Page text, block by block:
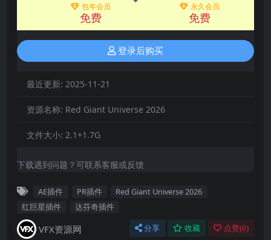
包年会员
免费
永久会员
免费
登录后购买
最近更新: 2025-11-21
资源名称: Red Giant Universe 2026
文件大小: 2.1+1.7G
下载遇到问题？可联系客服或反馈
AE插件 PR插件
Red Giant Universe 2026
红巨星插件
达芬奇插件
VFX资源网 分享 收藏 点赞(0)